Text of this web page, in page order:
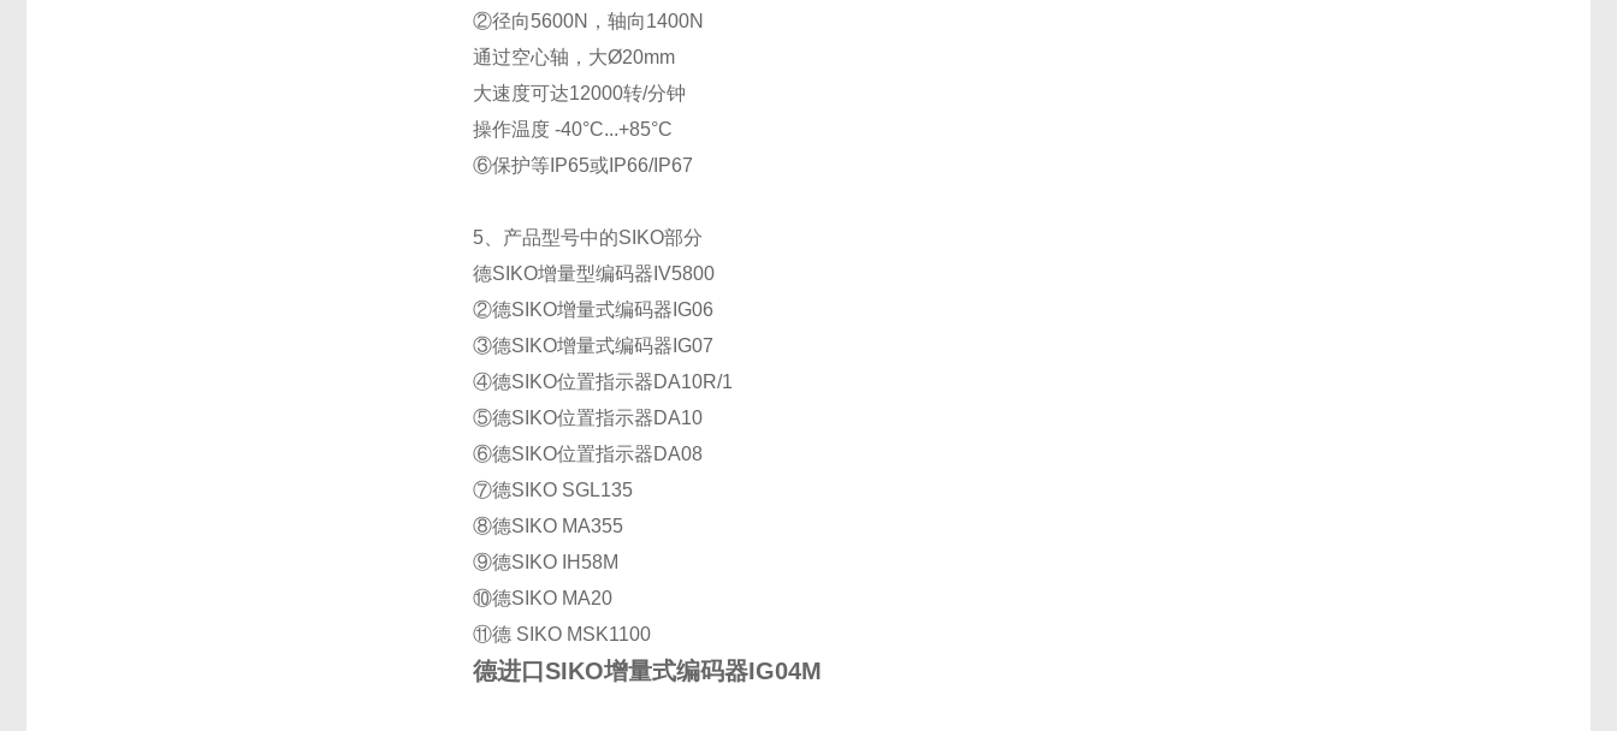
②径向5600N，轴向1400N
通过空心轴，大Ø20mm
大速度可达12000转/分钟
操作温度 -40°C...+85°C
⑥保护等IP65或IP66/IP67
5、产品型号中的SIKO部分
德SIKO增量型编码器IV5800
②德SIKO增量式编码器IG06
③德SIKO增量式编码器IG07
④德SIKO位置指示器DA10R/1
⑤德SIKO位置指示器DA10
⑥德SIKO位置指示器DA08
⑦德SIKO SGL135
⑧德SIKO MA355
⑨德SIKO IH58M
⑩德SIKO MA20
⑪德 SIKO MSK1100
德进口SIKO增量式编码器IG04M